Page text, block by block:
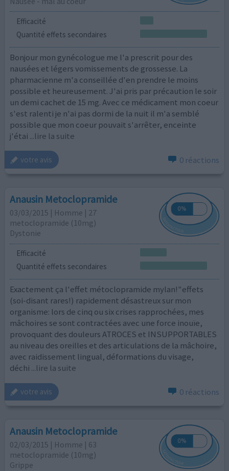
Efficacité
Quantité effets secondaires
Bonjour mon gynécologue me l'a prescrit pour des
nausées et légers vomissements de grossesse. La
pharmacienne m'a conseillée d'en prendre le moins
possible et heureusement. J'ai pris par précaution le soir
un demi cachet de 15 mg. Avec ce médicament mon coeur
s'est ralenti je n'ai pas dormi de la nuit il m'a semblé
possible que mon coeur pouvait s'arrêter, enceinte
j'étai ...lire la suite
votre avis 0 réactions
Anausin Metoclopramide
03/03/2015 | Homme | 27
metoclopramide (10mg)
Dystonie
Efficacité
Quantité effets secondaires
Exactement ça l'effet métoclopramide mylan!"effets
(soi-disant rares!) rapidement désastreux sur mon
organisme: lors de cinq ou six crises rapprochées, mes
mâchoires se sont contractées avec une force inouïe,
provoquant des douleurs ATROCES et INSUPPORTABLES
au niveau des oreilles et des articulations de la mâchoire,
avec raidissement lingual, déformations du visage,
déchi ...lire la suite
votre avis 0 réactions
Anausin Metoclopramide
02/03/2015 | Homme | 63
metoclopramide (10mg)
Grippe